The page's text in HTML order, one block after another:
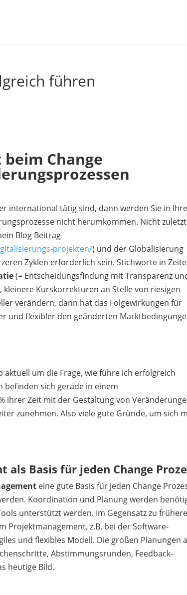
führen
Change
international tätig sind, dann werden Sie in
nicht herumkommen. Nicht zuletzt
Blog Beitrag
projekten/) und der Globalisierung
Zyklen erforderlich sein. Stichworte in
(= Entscheidungsfindung mit Transparenz
Kurskorrekturen an Stelle von riesigen
verändern, dann hat das Folgewirkungen für
und flexibler den geänderten
aktuell um die Frage, wie führe ich erfolgreich
befinden sich gerade in einem
ihrer Zeit mit der Gestaltung von
zunehmen. Also viele gute Gründe, um sich
Basis für jeden Change
eine gute Basis für jeden Change
Koordination und Planung werden
unterstützt werden. Im Gegensatz zu
Projektmanagement, z.B. bei der Software-
und flexibles Modell. Die großen Planungen
Abstimmungsrunden, Feedback-
heutige Bild.